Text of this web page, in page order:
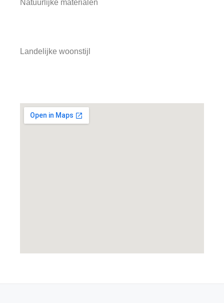
Natuurlijke materialen
Landelijke woonstijl